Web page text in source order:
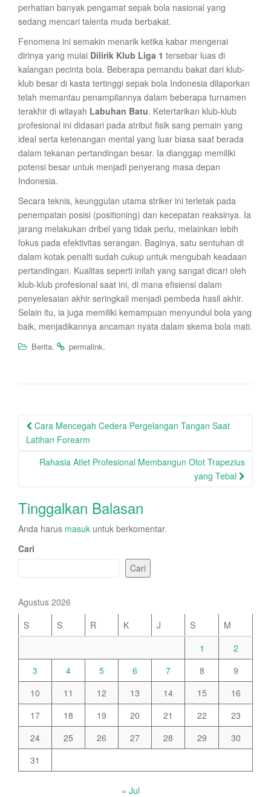
perhatian banyak pengamat sepak bola nasional yang
sedang mencari talenta muda berbakat.
Fenomena ini semakin menarik ketika kabar mengenai
dirinya yang mulai Dilirik Klub Liga 1 tersebar luas di
kalangan pecinta bola. Beberapa pemandu bakat dari klub-
klub besar di kasta tertinggi sepak bola Indonesia dilaporkan
telah memantau penampilannya dalam beberapa turnamen
terakhir di wilayah Labuhan Batu. Ketertarikan klub-klub
profesional ini didasari pada atribut fisik sang pemain yang
ideal serta ketenangan mental yang luar biasa saat berada
dalam tekanan pertandingan besar. Ia dianggap memiliki
potensi besar untuk menjadi penyerang masa depan
Indonesia.
Secara teknis, keunggulan utama striker ini terletak pada
penempatan posisi (positioning) dan kecepatan reaksinya. Ia
jarang melakukan dribel yang tidak perlu, melainkan lebih
fokus pada efektivitas serangan. Baginya, satu sentuhan di
dalam kotak penalti sudah cukup untuk mengubah keadaan
pertandingan. Kualitas seperti inilah yang sangat dicari oleh
klub-klub profesional saat ini, di mana efisiensi dalam
penyelesaian akhir seringkali menjadi pembeda hasil akhir.
Selain itu, ia juga memiliki kemampuan menyundul bola yang
baik, menjadikannya ancaman nyata dalam skema bola mati.
Berita. permalink.
Post
navigation
Cara Mencegah Cedera Pergelangan Tangan Saat
Latihan Forearm
Rahasia Atlet Profesional Membangun Otot Trapezius
yang Tebal
Tinggalkan Balasan
Anda harus masuk untuk berkomentar.
Cari
Cari
Agustus 2026
S
S R K J S
M
1
2
3
4 5 6 7 8
9
10
11 12 13 14 15
16
17
18 19 20 21 22
23
24
25 26 27 28 29
30
31
« Jul